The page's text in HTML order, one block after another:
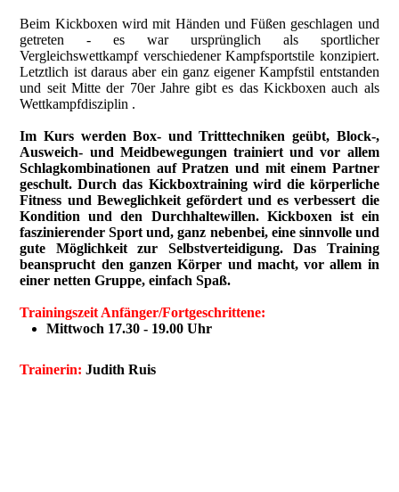
Beim Kickboxen wird mit Händen und Füßen geschlagen und
getreten - es war ursprünglich als sportlicher
Vergleichswettkampf verschiedener Kampfsportstile konzipiert.
Letztlich ist daraus aber ein ganz eigener Kampfstil entstanden
und seit Mitte der 70er Jahre gibt es das Kickboxen auch als
Wettkampfdisziplin .
Im Kurs werden Box- und Tritttechniken geübt, Block-,
Ausweich- und Meidbewegungen trainiert und vor allem
Schlagkombinationen auf Pratzen und mit einem Partner
geschult. Durch das Kickboxtraining wird die körperliche
Fitness und Beweglichkeit gefördert und es verbessert die
Kondition und den Durchhaltewillen. Kickboxen ist ein
faszinierender Sport und, ganz nebenbei, eine sinnvolle und
gute Möglichkeit zur Selbstverteidigung. Das Training
beansprucht den ganzen Körper und macht, vor allem in
einer netten Gruppe, einfach Spaß.
Trainingszeit Anfänger/Fortgeschrittene:
Mittwoch 17.30 - 19.00 Uhr
Trainerin: Judith Ruis